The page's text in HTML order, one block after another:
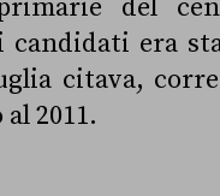
del
era
citava,
2011.